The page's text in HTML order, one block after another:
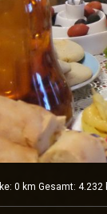
0 km Gesamt: